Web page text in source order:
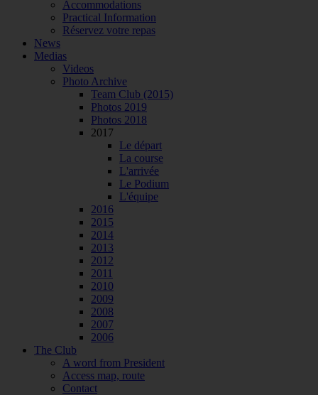
Accommodations
Practical Information
Réservez votre repas
News
Medias
Videos
Photo Archive
Team Club (2015)
Photos 2019
Photos 2018
2017
Le départ
La course
L'arrivée
Le Podium
L'équipe
2016
2015
2014
2013
2012
2011
2010
2009
2008
2007
2006
The Club
A word from President
Access map, route
Contact